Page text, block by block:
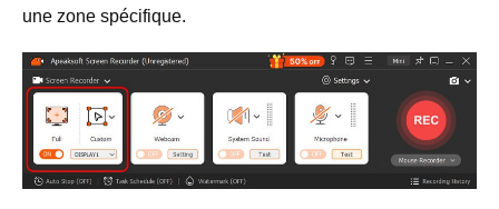
une zone spécifique.